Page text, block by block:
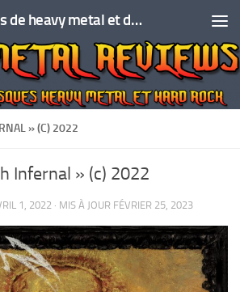
Chroniques albums de heavy metal et de hard rock
» (C) 2022
Infernal » (c) 2022
1, 2022 · MIS À JOUR FÉVRIER 25, 2023